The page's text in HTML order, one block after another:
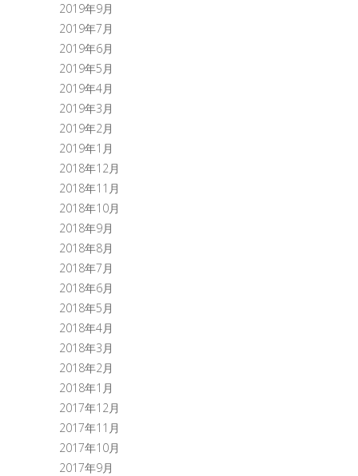
2019年9月
2019年7月
2019年6月
2019年5月
2019年4月
2019年3月
2019年2月
2019年1月
2018年12月
2018年11月
2018年10月
2018年9月
2018年8月
2018年7月
2018年6月
2018年5月
2018年4月
2018年3月
2018年2月
2018年1月
2017年12月
2017年11月
2017年10月
2017年9月